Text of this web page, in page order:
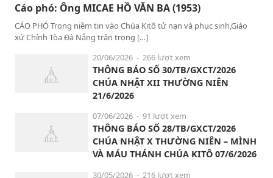
Cáo phó: Ông MICAE HỒ VĂN BA (1953)
CÁO PHÓ Trong niềm tin vào Chúa Kitô tử nạn và phục sinh,Giáo
xứ Chính Tòa Đà Nẵng trân trọng […]
20/06/2026 - 266 lượt xem
THÔNG BÁO SỐ 30/TB/GXCT/2026
CHÚA NHẬT XII THƯỜNG NIÊN
21/6/2026
07/06/2026 - 91 lượt xem
THÔNG BÁO SỐ 28/TB/GXCT/2026
CHÚA NHẬT X THƯỜNG NIÊN – MÌNH
VÀ MÁU THÁNH CHÚA KITÔ 07/6/2026
30/05/2026 - 216 lượt xem